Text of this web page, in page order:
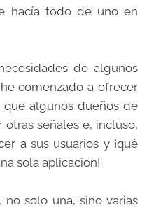
hacía todo de uno en
de algunos
comenzado a ofrecer
algunos dueños de
señales e, incluso,
a sus usuarios y ¡qué
sola aplicación!
no solo una, sino varias